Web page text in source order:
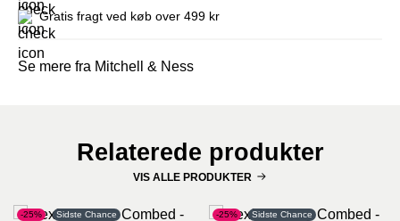
Gratis fragt ved køb over 499 kr
Se mere fra Mitchell & Ness
Relaterede produkter
VIS ALLE PRODUKTER
-25% Sidste Chance -25% Sidste Chance